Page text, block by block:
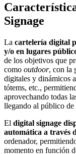
Signage
La cartelería digital
y/o en lugares
de los objetivos que
como outdoor, con la
digitales y dinámicos
tótems, etc.,
aprovechando todas
llegando al público
El digital signage
automática a través
ordenador,
momento en función